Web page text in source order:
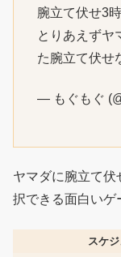
腕立て伏せ3
とりあえずヤ
た腕立て伏せ
— もぐもぐ
ヤマダに腕立て伏
択できる面白いゲ
スケ